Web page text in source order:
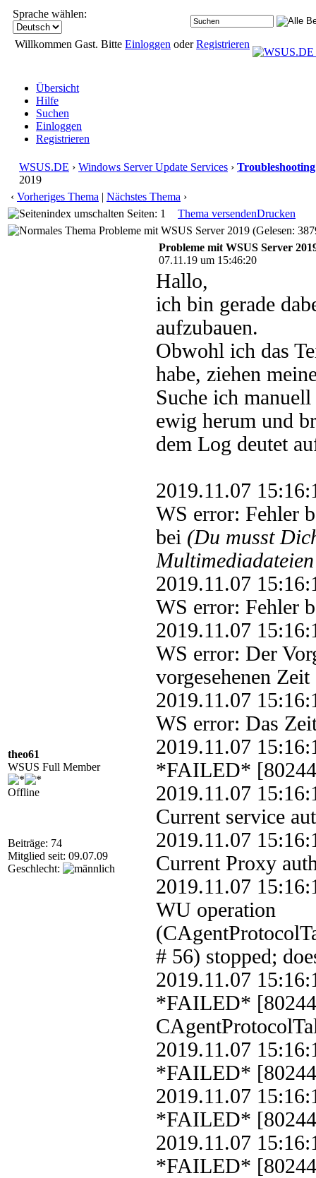
Sprache wählen:
Willkommen Gast. Bitte Einloggen oderRegistrieren
Übersicht
Hilfe
Suchen
Einloggen
Registrieren
WSUS.DE › Windows Server Update Services › Troubleshooting
2019
‹ Vorheriges Thema | Nächstes Thema ›
Seiten: 1
Thema versendenDrucken
Probleme mit WSUS Server 2019 (Gelesen:
theo61
WSUS Full Member
Offline
Beiträge: 74
Mitglied seit: 09.07.09
Geschlecht:
Probleme mit WSUS Server
07.11.19 um 15:46:20
Hallo,
ich bin gerade
aufzubauen.
Obwohl ich das
habe, ziehen
Suche ich
ewig herum und
dem Log deutet
2019.11.07
WS error: Fehler
bei (Du musst
2019.11.07
WS error: Fehler
2019.11.07
WS error: Der
vorgesehenen Zeit
2019.11.07
WS error: Das
2019.11.07
*FAILED*
2019.11.07
Current service
2019.11.07
Current Proxy
2019.11.07
WU operation
# 56) stopped;
2019.11.07
*FAILED*
2019.11.07
*FAILED*
2019.11.07
*FAILED*
2019.11.07
*FAILED*